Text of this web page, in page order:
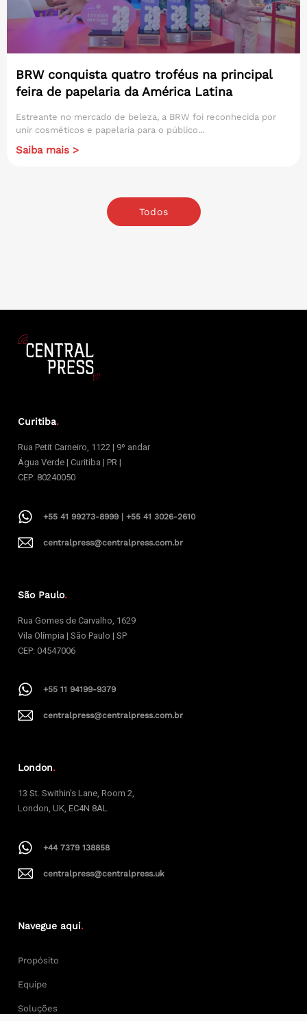
BRW conquista quatro troféus na principal
feira de papelaria da América Latina
Estreante no mercado de beleza, a BRW foi reconhecida por
unir cosméticos e papelaria para o público...
Saiba mais >
Todos
Curitiba.
Rua Petit Carneiro, 1122 | 9º andar
Água Verde | Curitiba | PR |
CEP: 80240050
+55 41 99273-8999 | +55 41 3026-2610
centralpress@centralpress.com.br
São Paulo.
Rua Gomes de Carvalho, 1629
Vila Olímpia | São Paulo | SP
CEP: 04547006
+55 11 94199-9379
centralpress@centralpress.com.br
London.
13 St. Swithin’s Lane, Room 2,
London, UK, EC4N 8AL
+44 7379 138858
centralpress@centralpress.uk
Navegue aqui.
Propósito
Equipe
Soluções